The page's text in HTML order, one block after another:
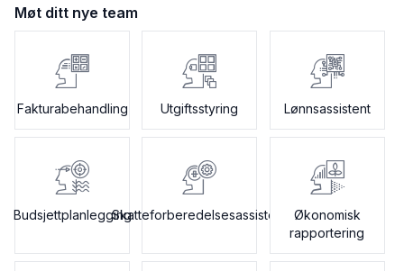
Møt ditt nye team
Fakturabehandling Utgiftsstyring Lønnsassistent
BudsjettplanleggingSkatteforberedelsesassistent
Økonomisk
rapportering